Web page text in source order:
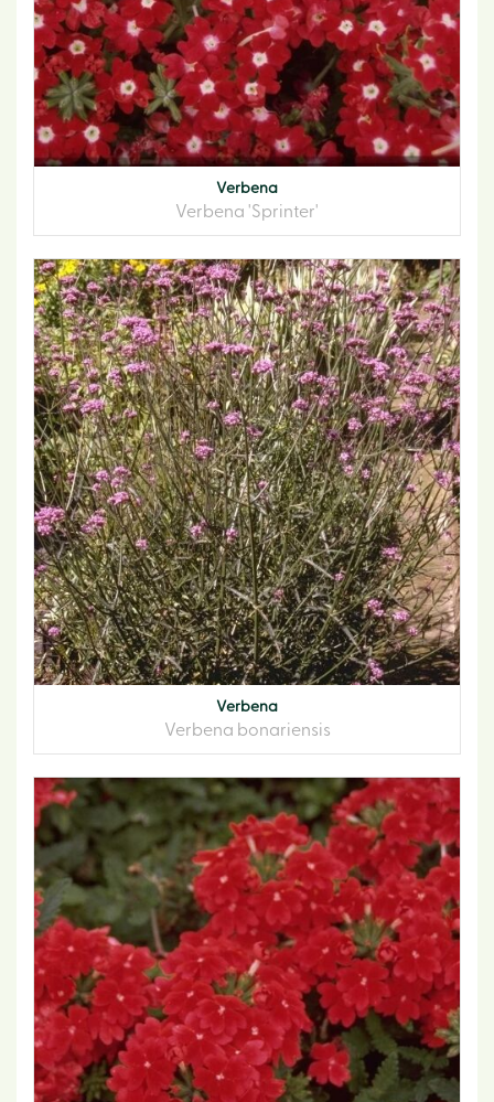
Verbena
Verbena 'Sprinter'
Verbena
Verbena bonariensis